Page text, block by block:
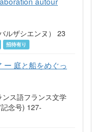
ルザシエンヌ） 23
招待有り
ー 庭と船をめぐっ
ス語フランス文学
念号) 127-